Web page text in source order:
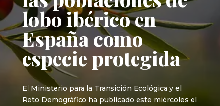
lobo ibérico en
España como
especie protegida
El Ministerio para la Transición Ecológica y el
Reto Demográfico ha publicado este miércoles el